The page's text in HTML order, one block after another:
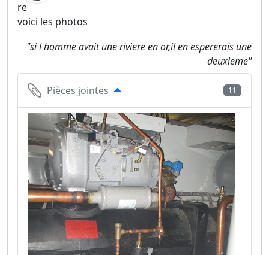
re
voici les photos
"si l homme avait une riviere en or,il en espererais une
deuxieme"
Pièces jointes 11